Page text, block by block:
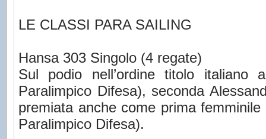
LE CLASSI PARA SAILING
Hansa 303 Singolo (4 regate)
Sul podio nell’ordine titolo italiano
Paralimpico Difesa), seconda
premiata anche come prima
Paralimpico Difesa).